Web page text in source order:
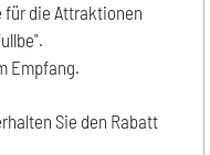
für die Attraktionen
Empfang.
Sie den Rabatt